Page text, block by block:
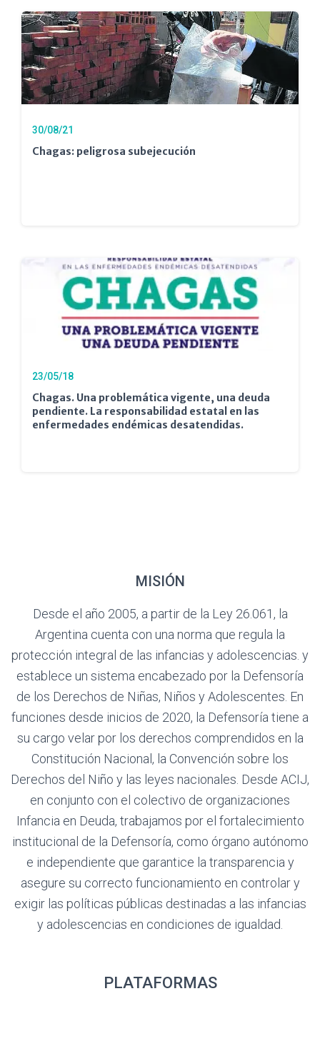
30/08/21
Chagas: peligrosa subejecución
23/05/18
Chagas. Una problemática vigente, una deuda
pendiente. La responsabilidad estatal en las
enfermedades endémicas desatendidas.
MISIÓN
Desde el año 2005, a partir de la Ley 26.061, la
Argentina cuenta con una norma que regula la
protección integral de las infancias y adolescencias. y
establece un sistema encabezado por la Defensoría
de los Derechos de Niñas, Niños y Adolescentes. En
funciones desde inicios de 2020, la Defensoría tiene a
su cargo velar por los derechos comprendidos en la
Constitución Nacional, la Convención sobre los
Derechos del Niño y las leyes nacionales. Desde ACIJ,
en conjunto con el colectivo de organizaciones
Infancia en Deuda, trabajamos por el fortalecimiento
institucional de la Defensoría, como órgano autónomo
e independiente que garantice la transparencia y
asegure su correcto funcionamiento en controlar y
exigir las políticas públicas destinadas a las infancias
y adolescencias en condiciones de igualdad.
PLATAFORMAS